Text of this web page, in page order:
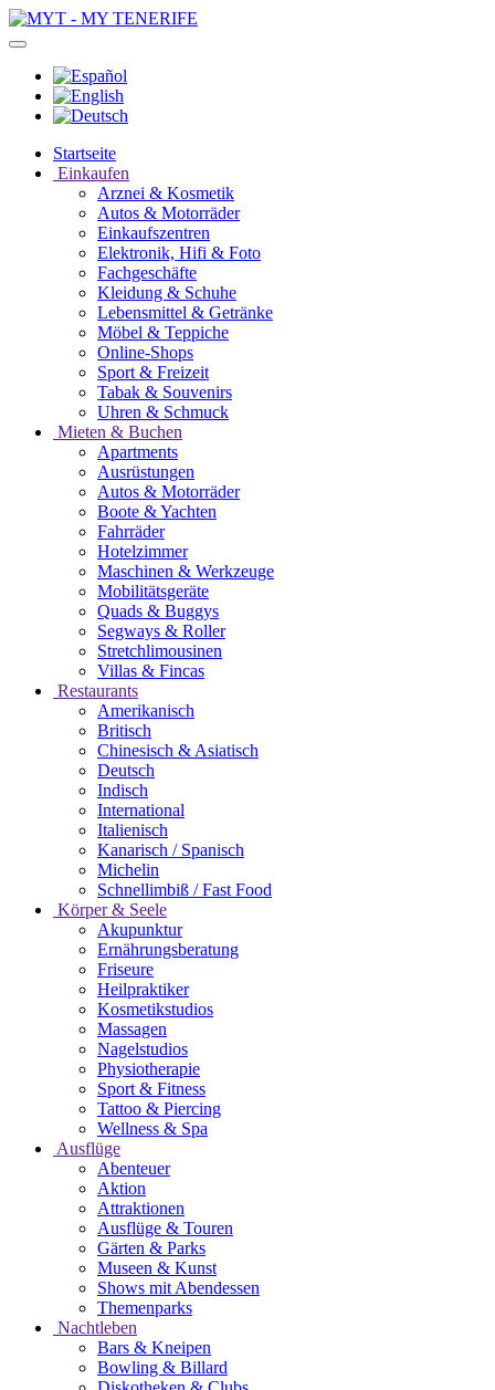
Startseite
Einkaufen
Arznei & Kosmetik
Autos & Motorräder
Einkaufszentren
Elektronik, Hifi & Foto
Fachgeschäfte
Kleidung & Schuhe
Lebensmittel & Getränke
Möbel & Teppiche
Online-Shops
Sport & Freizeit
Tabak & Souvenirs
Uhren & Schmuck
Mieten & Buchen
Apartments
Ausrüstungen
Autos & Motorräder
Boote & Yachten
Fahrräder
Hotelzimmer
Maschinen & Werkzeuge
Mobilitätsgeräte
Quads & Buggys
Segways & Roller
Stretchlimousinen
Villas & Fincas
Restaurants
Amerikanisch
Britisch
Chinesisch & Asiatisch
Deutsch
Indisch
International
Italienisch
Kanarisch / Spanisch
Michelin
Schnellimbiß / Fast Food
Körper & Seele
Akupunktur
Ernährungsberatung
Friseure
Heilpraktiker
Kosmetikstudios
Massagen
Nagelstudios
Physiotherapie
Sport & Fitness
Tattoo & Piercing
Wellness & Spa
Ausflüge
Abenteuer
Aktion
Attraktionen
Ausflüge & Touren
Gärten & Parks
Museen & Kunst
Shows mit Abendessen
Themenparks
Nachtleben
Bars & Kneipen
Bowling & Billard